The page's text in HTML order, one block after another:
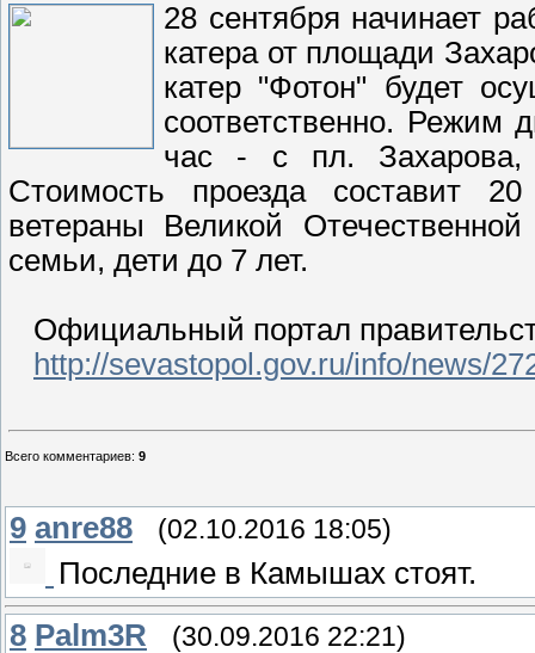
28 сентября начинает
катера от площади
катер "Фотон" будет
соответственно. Режим
час - с пл. Захарова,
Стоимость проезда составит
ветераны Великой
семьи, дети до 7 лет.
Официальный портал
http://sevastopol.gov.ru/info/news/
Всего комментариев: 9
9 anre88 (02.10.2016 18:05)
Последние в Камышах стоят.
8 Palm3R (30.09.2016 22:21)